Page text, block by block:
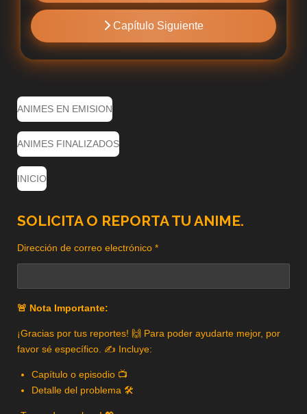
Capítulo Siguiente
ANIMES EN EMISION
ANIMES FINALIZADOS
INICIO
SOLICITA O REPORTA TU ANIME.
Dirección de correo electrónico *
🚨 Nota Importante:
¡Gracias por tus reportes! 🙌 Para poder ayudarte mejor, por
favor sé específico. ✍️ Incluye:
Capítulo o episodio 📺
Detalle del problema 🛠️